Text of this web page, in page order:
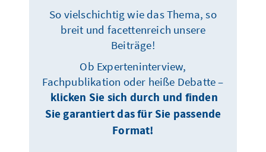
So vielschichtig wie das Thema, so
breit und facettenreich unsere
Beiträge!
Ob Experteninterview,
Fachpublikation oder heiße Debatte –
klicken Sie sich durch und finden
Sie garantiert das für Sie passende
Format!